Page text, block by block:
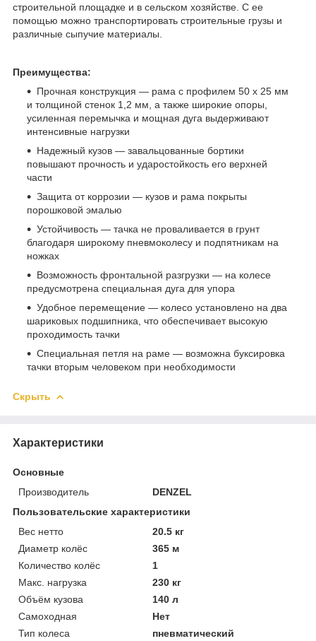
строительной площадке и в сельском хозяйстве. С ее
помощью можно транспортировать строительные грузы и
различные сыпучие материалы.
Преимущества:
Прочная конструкция — рама с профилем 50 х 25 мм
и толщиной стенок 1,2 мм, а также широкие опоры,
усиленная перемычка и мощная дуга выдерживают
интенсивные нагрузки
Надежный кузов — завальцованные бортики
повышают прочность и ударостойкость его верхней
части
Защита от коррозии — кузов и рама покрыты
порошковой эмалью
Устойчивость — тачка не проваливается в грунт
благодаря широкому пневмоколесу и подпятникам на
ножках
Возможность фронтальной разгрузки — на колесе
предусмотрена специальная дуга для упора
Удобное перемещение — колесо установлено на два
шариковых подшипника, что обеспечивает высокую
проходимость тачки
Специальная петля на раме — возможна буксировка
тачки вторым человеком при необходимости
Скрыть
Характеристики
Основные
Производитель
DENZEL
Пользовательские характеристики
Вес нетто
20.5 кг
Диаметр колёс
365 м
Количество колёс
1
Макс. нагрузка
230 кг
Объём кузова
140 л
Самоходная
Нет
Тип колеса
пневматический